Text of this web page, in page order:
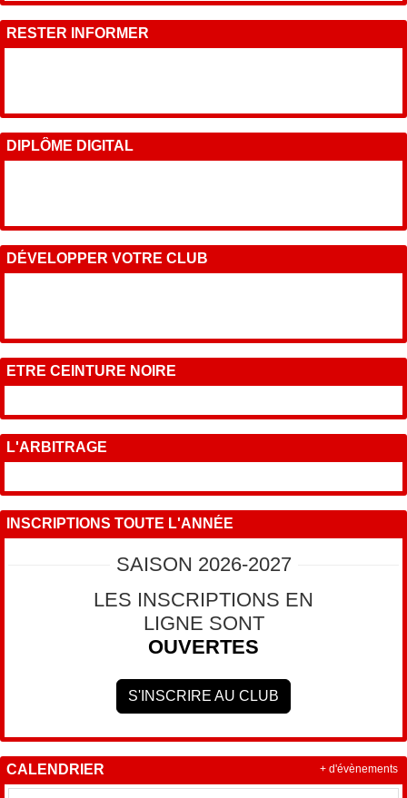
RESTER INFORMER
DIPLÔME DIGITAL
DÉVELOPPER VOTRE CLUB
ETRE CEINTURE NOIRE
L'ARBITRAGE
INSCRIPTIONS TOUTE L'ANNÉE
SAISON 2026-2027
LES INSCRIPTIONS EN
LIGNE SONT
OUVERTES
S'INSCRIRE AU CLUB
CALENDRIER + d'évènements